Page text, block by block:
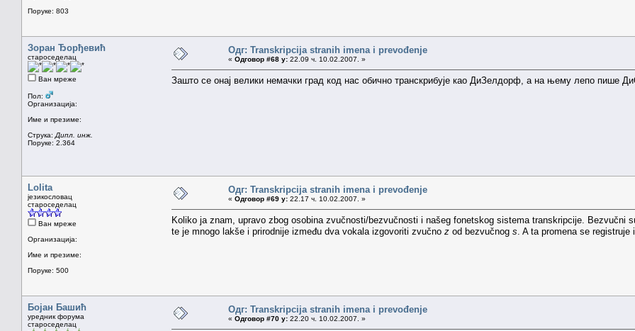
Поруке: 803
Зоран Ђорђевић
староседелац
Ван мреже
Пол:
Организација:
Име и презиме:
Струка: Дипл. инж.
Поруке: 2.364
Одг: Transkripcija stranih imena i prevođenje
« Одговор #68 у: 22.09 ч. 10.02.2007. »
Зашто се онај велики немачки град код нас обично транскрибује као ДиЗелдорф, а на њему лепо пише
Lolita
језикословац
староседелац
Ван мреже
Организација:
Име и презиме:
Поруке: 500
Одг: Transkripcija stranih imena i prevođenje
« Одговор #69 у: 22.17 ч. 10.02.2007. »
Koliko ja znam, upravo zbog osobina zvučnosti/bezvučnosti i našeg fonetskog sistema transkripcije. Bezvučni
te je mnogo lakše i prirodnije između dva vokala izgovoriti zvučno z od bezvučnog s . A ta promena se
Бојан Башић
уредник форума
староседелац
Одг: Transkripcija stranih imena i prevođenje
« Одговор #70 у: 22.20 ч. 10.02.2007. »